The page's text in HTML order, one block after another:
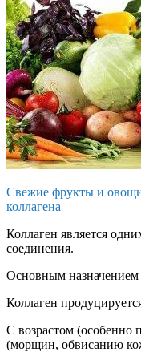
Свежие фрукты и
коллагена
Коллаген является
соединения.
Основным назначением
Коллаген
С возрастом (особенно
(морщин, обвисанию